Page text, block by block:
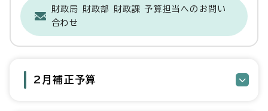
財政局 財政部 財政課 予算担当へのお問い
合わせ
2月補正予算